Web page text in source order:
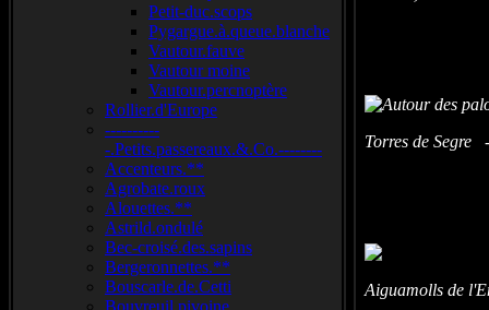
Petit-duc.scops
Pygargue.à.queue.blanche
Vautour.fauve
Vautour moine
Vautour.percnoptère
Rollier.d'Europe
----------
-.Petits.passereaux.&.Co.--------
Accenteurs.**
Agrobate.roux
Alouettes.**
Astrild.ondulé
Bec-croisé.des.sapins
Bergeronnettes.**
Bouscarle.de.Cetti
Bouvreuil.pivoine
Torres de
Aiguamolls de